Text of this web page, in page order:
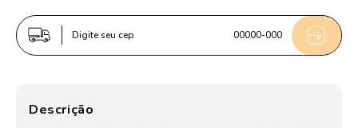
Azul
e
Digite seu cep 00000-000
Descrição